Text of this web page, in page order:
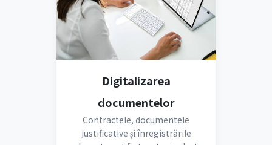
Digitalizarea
documentelor
Contractele, documentele
justificative și înregistrările